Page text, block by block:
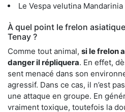
Le Vespa velutina Mandarinia
À quel point le frelon
Tenay ?
Comme tout animal, si le frelon
danger il répliquera. En effet,
sent menacé dans son
agressif. Dans ce cas, il n’est
une attaque en groupe. En
vraiment toxique, toutefois la